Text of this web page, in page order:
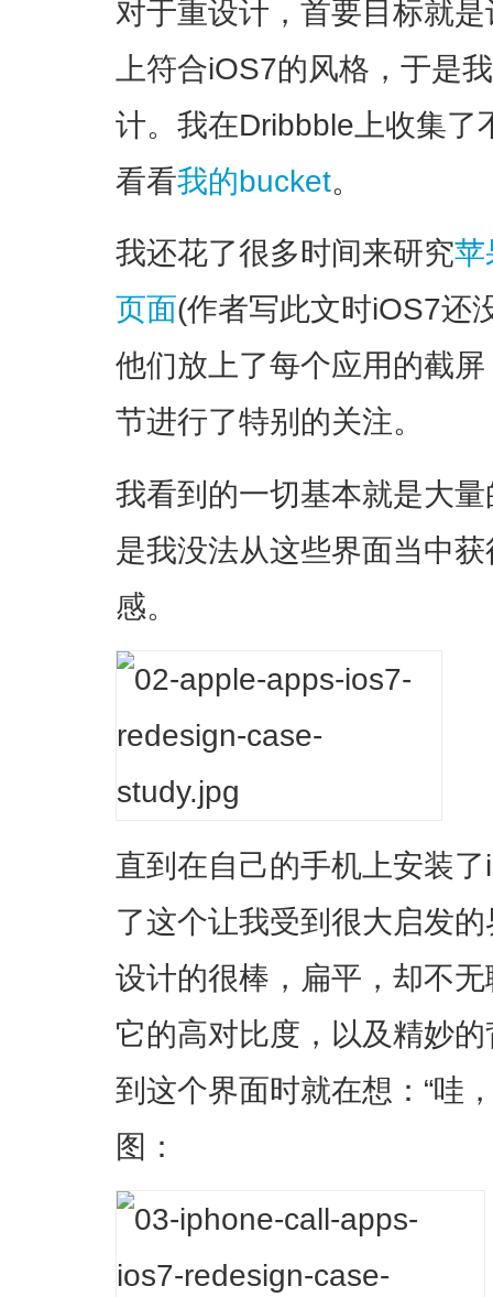
对于重设计，首要目标就
上符合iOS7的风格，于是
计。我在Dribbble上收集了
看看我的bucket。
我还花了很多时间来研究苹
页面(作者写此文时iOS7还
他们放上了每个应用的截
节进行了特别的关注。
我看到的一切基本就是大
是我没法从这些界面当中
感。
直到在自己的手机上安装
了这个让我受到很大启发
设计的很棒，扁平，却不
它的高对比度，以及精妙
到这个界面时就在想：“哇
图：